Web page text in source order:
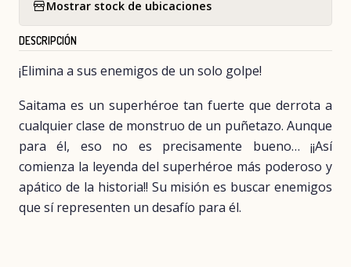
Mostrar stock de ubicaciones
DESCRIPCIÓN
¡Elimina a sus enemigos de un solo golpe!
Saitama es un superhéroe tan fuerte que derrota a
cualquier clase de monstruo de un puñetazo. Aunque
para él, eso no es precisamente bueno… ¡¡Así
comienza la leyenda del superhéroe más poderoso y
apático de la historia!! Su misión es buscar enemigos
que sí representen un desafío para él.